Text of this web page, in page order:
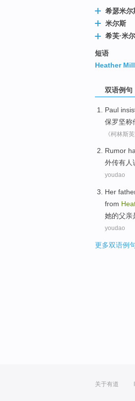
希瑟米尔
米尔斯
希芙·米
短语
Heather
双语例句
Paul
保罗坚称
《柯林斯
Rumor
外传有人
youdao
Her
from
她的父亲
youdao
更多双语例
关于有道